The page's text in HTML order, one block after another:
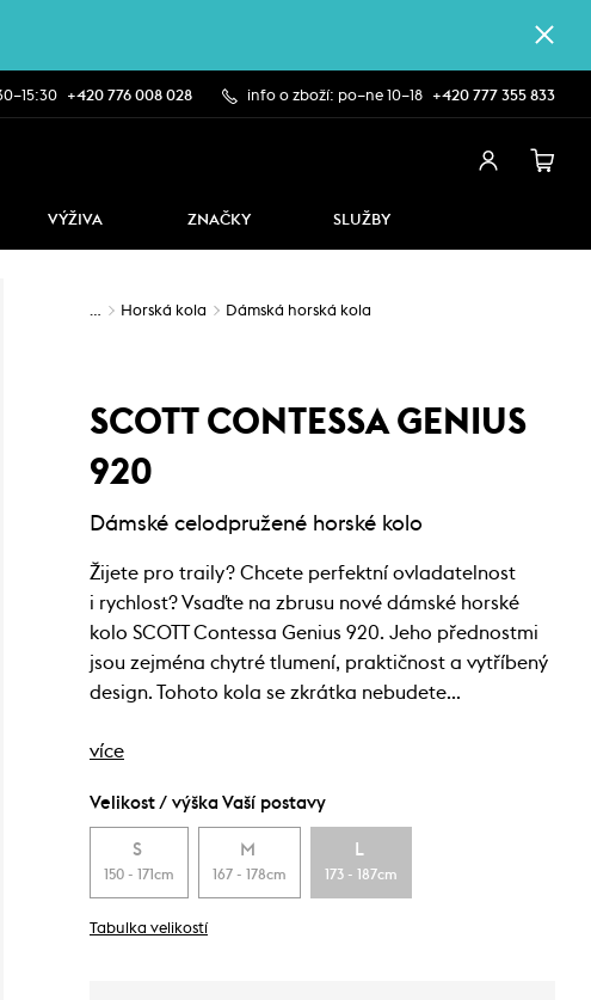
+420 776 008 028 info o zboží: po–ne 10–18 +420 777 355 833
VÝŽIVA ZNAČKY SLUŽBY
… Horská kola Dámská horská kola
SCOTT CONTESSA GENIUS
920
Dámské celodpružené horské kolo
Žijete pro traily? Chcete perfektní ovladatelnost
i rychlost? Vsaďte na zbrusu nové dámské horské
kolo SCOTT Contessa Genius 920. Jeho přednostmi
jsou zejména chytré tlumení, praktičnost a vytříbený
design. Tohoto kola se zkrátka nebudete…
více
Velikost / výška Vaší postavy
S
150 - 171cm
M
167 - 178cm
L
173 - 187cm
Tabulka velikostí